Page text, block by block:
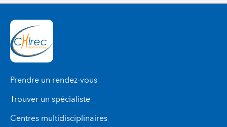
Prendre un rendez-vous
Trouver un spécialiste
Centres multidisciplinaires